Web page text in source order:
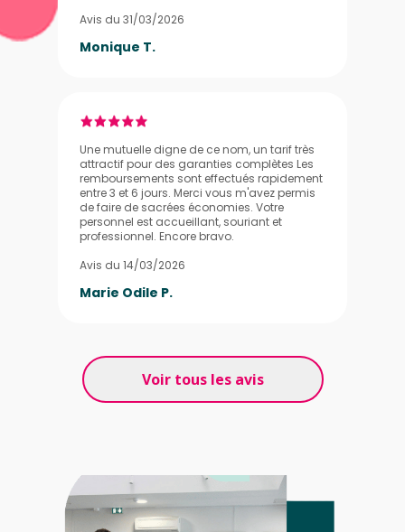
Avis du 31/03/2026
Monique T.
Une mutuelle digne de ce nom, un tarif très
attractif pour des garanties complètes Les
remboursements sont effectués rapidement
entre 3 et 6 jours. Merci vous m'avez permis
de faire de sacrées économies. Votre
personnel est accueillant, souriant et
professionnel. Encore bravo.
Avis du 14/03/2026
Marie Odile P.
Voir tous les avis